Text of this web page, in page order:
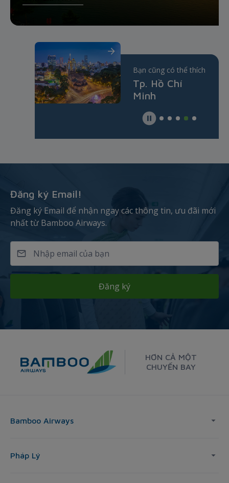
Bạn cũng có thể thíchBạn cũng có thể thích
Tp. Hồ Chí
Minh
Bạn cũng có thể thích
Phú Quốc
Đăng ký Email!
Đăng ký Email để nhận ngay các thông tin, ưu đãi mới
nhất từ Bamboo Airways.
Đăng ký
HƠN CẢ MỘT
CHUYẾN BAY
Bamboo Airways
Pháp Lý